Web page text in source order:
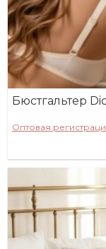
Бюстгальтер
Оптовая